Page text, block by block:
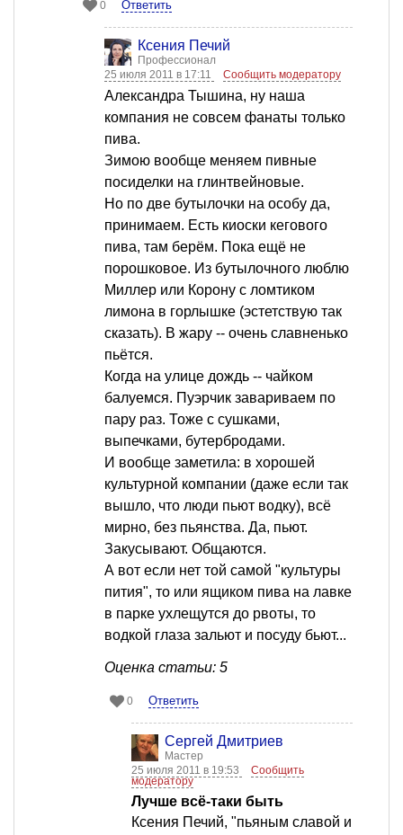
0 Ответить
Ксения Печий
Профессионал
25 июля 2011 в 17:11
Сообщить модератору
Александра Тышина, ну наша
компания не совсем фанаты только
пива.
Зимою вообще меняем пивные
посиделки на глинтвейновые.
Но по две бутылочки на особу да,
принимаем. Есть киоски кегового
пива, там берём. Пока ещё не
порошковое. Из бутылочного люблю
Миллер или Корону с ломтиком
лимона в горлышке (эстетствую так
сказать). В жару -- очень славненько
пьётся.
Когда на улице дождь -- чайком
балуемся. Пуэрчик завариваем по
пару раз. Тоже с сушками,
выпечками, бутербродами.
И вообще заметила: в хорошей
культурной компании (даже если так
вышло, что люди пьют водку), всё
мирно, без пьянства. Да, пьют.
Закусывают. Общаются.
А вот если нет той самой "культуры
пития", то или ящиком пива на лавке
в парке ухлещутся до рвоты, то
водкой глаза зальют и посуду бьют...
Оценка статьи: 5
0 Ответить
Сергей Дмитриев
Мастер
25 июля 2011 в 19:53
Сообщить
модератору
Лучше всё-таки быть
Ксения Печий, "пьяным славой и